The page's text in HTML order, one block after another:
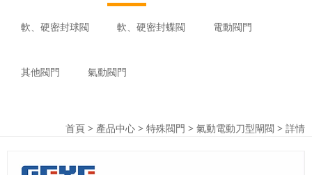
軟、硬密封球閥 軟、硬密封蝶閥 電動閥門
其他閥門 氣動閥門
首頁 > 產品中心 > 特殊閥門 > 氣動電動刀型閘閥 > 詳情